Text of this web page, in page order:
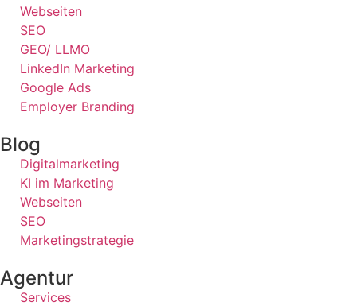
Webseiten
SEO
GEO/ LLMO
LinkedIn Marketing
Google Ads
Employer Branding
Blog
Digitalmarketing
KI im Marketing
Webseiten
SEO
Marketingstrategie
Agentur
Services